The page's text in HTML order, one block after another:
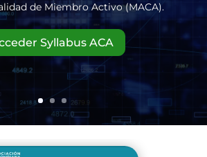
de Miembro Activo (MACA).
Syllabus ACA